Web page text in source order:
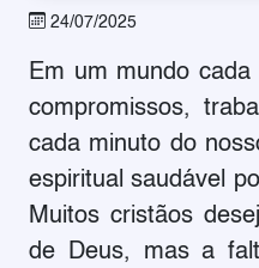
24/07/2025
Em um mundo
compromissos,
cada minuto do
espiritual saudável
Muitos cristãos
de Deus, mas a